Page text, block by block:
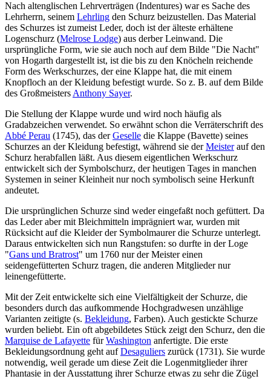
Nach altenglischen Lehrverträgen (Indentures) war es Sache des
Lehrherrn, seinem Lehrling den Schurz beizustellen. Das Material
des Schurzes ist zumeist Leder, doch ist der älteste erhältene
Logenschurz (Melrose Lodge) aus derber Leinwand. Die
ursprüngliche Form, wie sie auch noch auf dem Bilde "Die Nacht"
von Hogarth dargestellt ist, ist die bis zu den Knöcheln reichende
Form des Werkschurzes, der eine Klappe hat, die mit einem
Knopfloch an der Kleidung befestigt wurde. So z. B. auf dem Bilde
des GroßmeistersAnthony Sayer.
Die Stellung der Klappe wurde und wird noch häufig als
Gradabzeichen verwendet. So erwähnt schon die Verräterschrift des
Abbé Perau (1745), das derGeselle die Klappe (Bavette) seines
Schurzes an der Kleidung befestigt, während sie derMeisterauf den
Schurz herabfallen läßt. Aus diesem eigentlichen Werkschurz
entwickelt sich der Symbolschurz, der heutigen Tages in manchen
Systemen in seiner Kleinheit nur noch symbolisch seine Herkunft
andeutet.
Die ursprünglichen Schurze sind weder eingefaßt noch gefüttert. Da
das Leder aber mit Bleichmitteln imprägniert war, wurden mit
Rücksicht auf die Kleider der Symbolmaurer die Schurze unterlegt.
Daraus entwickelten sich nun Rangstufen: so durfte in der Loge
"Gans und Bratrost" um 1760 nur der Meister einen
seidengefütterten Schurz tragen, die anderen Mitglieder nur
leinengefütterte.
Mit der Zeit entwickelte sich eine Vielfältigkeit der Schurze, die
besonders durch das aufkommende Hochgradwesen unzählige
Varianten zeitigte (s. Bekleidung, Farben). Auch gestickte Schurze
wurden beliebt. Ein oft abgebildetes Stück zeigt den Schurz, den die
Marquise de Lafayette fürWashington anfertigte. Die erste
Bekleidungsordnung geht aufDesaguliers zurück (1731). Sie wurde
notwendig, weil gerade um diese Zeit die Logenmitglieder ihrer
Phantasie in der Ausstattung ihrer Schurze etwas zu sehr die Zügel